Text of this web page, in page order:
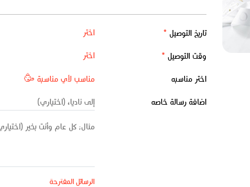
تاريخ التوصيل *
وقت التوصيل *
اختر مناسبه
اضافة رسالة خاصه
الرسائل المقترحة